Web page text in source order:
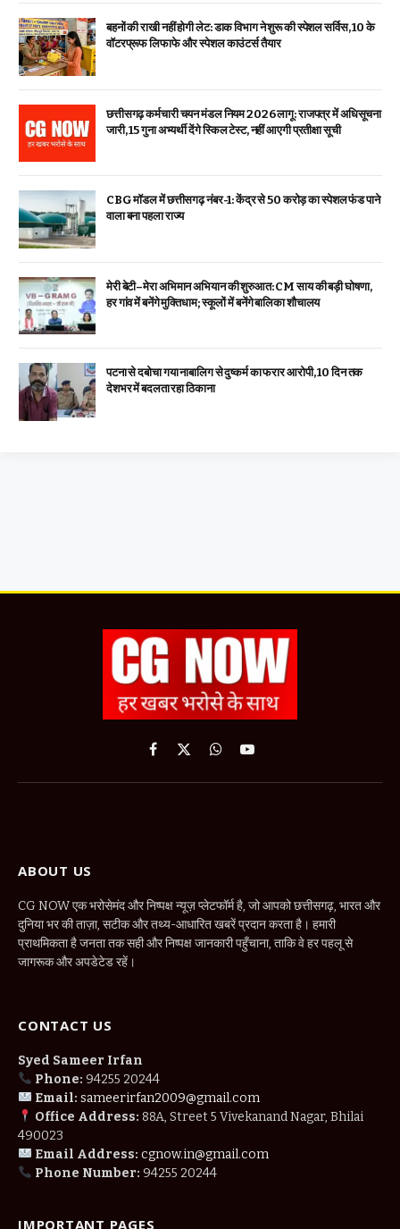
बहनों की राखी नहीं होगी लेट: डाक विभाग ने शुरू की स्पेशल सर्विस, ₹10 के
वॉटरप्रूफ लिफाफे और स्पेशल काउंटर्स तैयार
छत्तीसगढ़ कर्मचारी चयन मंडल नियम 2026 लागू: राजपत्र में अधिसूचना
जारी, 15 गुना अभ्यर्थी देंगे स्किल टेस्ट, नहीं आएगी प्रतीक्षा सूची
CBG मॉडल में छत्तीसगढ़ नंबर-1: केंद्र से ₹50 करोड़ का स्पेशल फंड पाने
वाला बना पहला राज्य
मेरी बेटी–मेरा अभिमान अभियान की शुरुआत: CM साय की बड़ी घोषणा,
हर गांव में बनेंगे मुक्तिधाम; स्कूलों में बनेंगे बालिका शौचालय
पटना से दबोचा गया नाबालिग से दुष्कर्म का फरार आरोपी, 10 दिन तक
देशभर में बदलता रहा ठिकाना
Facebook
X
WhatsApp
YouTube
ABOUT US
CG NOW एक भरोसेमंद और निष्पक्ष न्यूज़ प्लेटफॉर्म है, जो आपको छत्तीसगढ़, भारत और
दुनिया भर की ताज़ा, सटीक और तथ्य-आधारित खबरें प्रदान करता है। हमारी
प्राथमिकता है जनता तक सही और निष्पक्ष जानकारी पहुँचाना, ताकि वे हर पहलू से
जागरूक और अपडेटेड रहें।
CONTACT US
Syed Sameer Irfan
Phone: 94255 20244
Email: sameerirfan2009@gmail.com
Office Address: 88A, Street 5 Vivekanand Nagar, Bhilai
490023
Email Address: cgnow.in@gmail.com
Phone Number: 94255 20244
IMPORTANT PAGES